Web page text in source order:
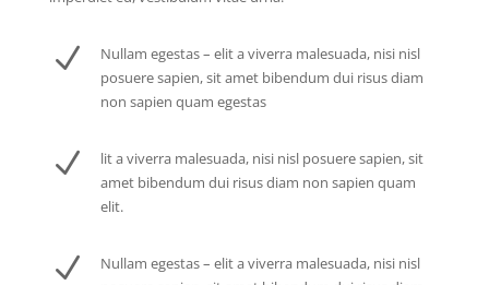
N
Nullam egestas – elit a viverra malesuada, nisi nisl
posuere sapien, sit amet bibendum dui risus diam
non sapien quam egestas
N
lit a viverra malesuada, nisi nisl posuere sapien, sit
amet bibendum dui risus diam non sapien quam
elit.
N
Nullam egestas – elit a viverra malesuada, nisi nisl